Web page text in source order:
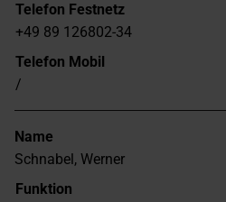
Telefon Festnetz
+49 89 126802-34
Telefon Mobil
/
Name
Schnabel, Werner
Funktion